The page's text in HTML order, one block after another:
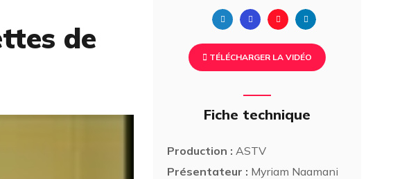
de
Twitter FacebookPinterest
TÉLÉCHARGER LA VIDÉO
Fiche technique
Production : ASTV
Présentateur : Myriam Naamani